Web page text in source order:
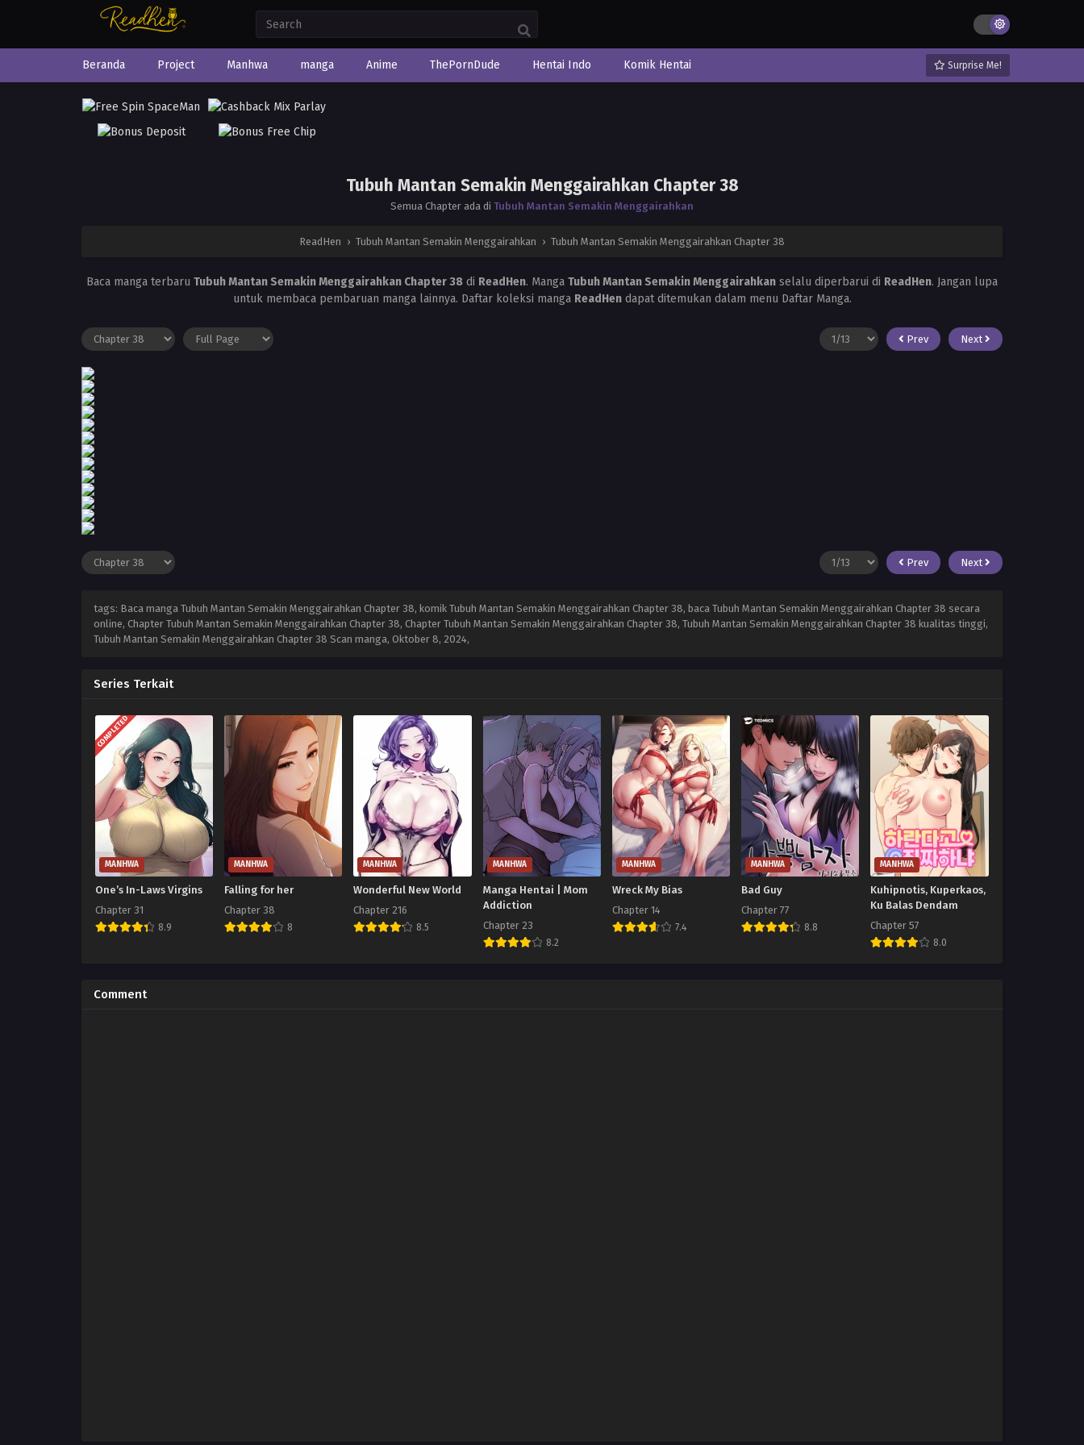
Beranda Project Manhwa manga Anime ThePornDude Hentai Indo Komik Hentai Surprise Me!
Tubuh Mantan Semakin Menggairahkan Chapter 38
Semua Chapter ada di Tubuh Mantan Semakin Menggairahkan
ReadHen › Tubuh Mantan Semakin Menggairahkan › Tubuh Mantan Semakin Menggairahkan Chapter 38
Baca manga terbaru Tubuh Mantan Semakin Menggairahkan Chapter 38 di ReadHen. Manga Tubuh Mantan Semakin Menggairahkan selalu diperbarui di ReadHen. Jangan lupa
untuk membaca pembaruan manga lainnya. Daftar koleksi manga ReadHendapat ditemukan dalam menu Daftar Manga.
Prev Next
Prev Next
tags: Baca manga Tubuh Mantan Semakin Menggairahkan Chapter 38, komik Tubuh Mantan Semakin Menggairahkan Chapter 38, baca Tubuh Mantan Semakin Menggairahkan Chapter 38 secara
online, Chapter Tubuh Mantan Semakin Menggairahkan Chapter 38, Chapter Tubuh Mantan Semakin Menggairahkan Chapter 38, Tubuh Mantan Semakin Menggairahkan Chapter 38 kualitas tinggi,
Tubuh Mantan Semakin Menggairahkan Chapter 38 Scan manga, Oktober 8, 2024,
Series Terkait
COMPLETED
MANHWA
One’s In-Laws Virgins
Chapter 31
8.9
MANHWA
Falling for her
Chapter 38
8
MANHWA
Wonderful New World
Chapter 216
8.5
MANHWA
Manga Hentai | Mom
Addiction
Chapter 23
8.2
MANHWA
Wreck My Bias
Chapter 14
7.4
MANHWA
Bad Guy
Chapter 77
8.8
MANHWA
Kuhipnotis, Kuperkaos,
Ku Balas Dendam
Chapter 57
8.0
Comment